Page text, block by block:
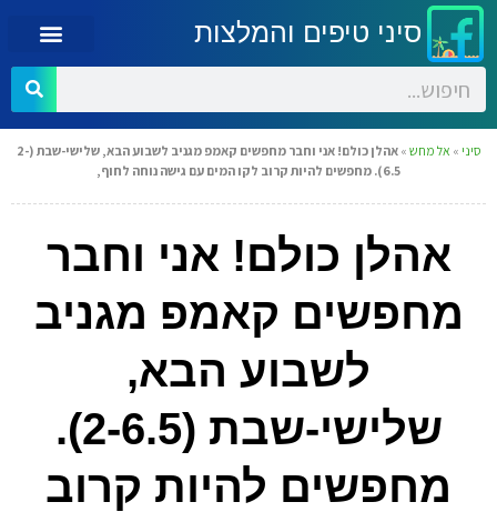
סיני טיפים והמלצות
סיני » אל מחש »
אהלן כולם! אני וחבר מחפשים קאמפ מגניב לשבוע הבא, שלישי-שבת (2-
6.5). מחפשים להיות קרוב לקו המים עם גישה נוחה לחוף,
אהלן כולם! אני וחבר
מחפשים קאמפ מגניב
לשבוע הבא,
שלישי-שבת (2-6.5).
מחפשים להיות קרוב